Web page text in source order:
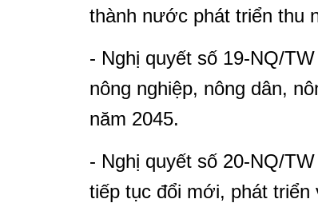
thành nước phát triển thu
- Nghị quyết số 19-NQ/
nông nghiệp, nông dân,
năm 2045.
- Nghị quyết số 20-NQ/
tiếp tục đổi mới, phát triển